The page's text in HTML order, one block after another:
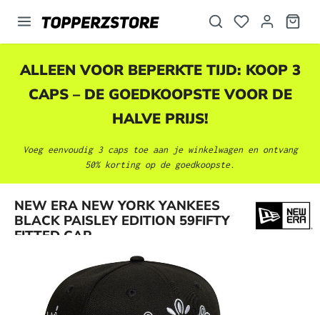
ALLEEN VOOR BEPERKTE TIJD: KOOP 3
CAPS – DE GOEDKOOPSTE VOOR DE
HALVE PRIJS!
Voeg eenvoudig 3 caps toe aan je winkelwagen en ontvang
50% korting op de goedkoopste.
NEW ERA NEW YORK YANKEES
BLACK PAISLEY EDITION 59FIFTY
FITTED CAP
Afbeeldingengalerij overslaan